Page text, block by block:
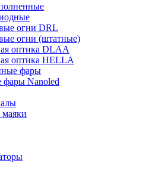
огни DRL
огни (штатные)
оптика DLAA
оптика HELLA
фары
фары Nanoled